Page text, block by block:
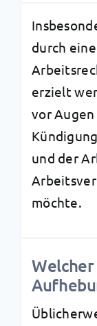
durch
erzielt
vor
und der
möchte.